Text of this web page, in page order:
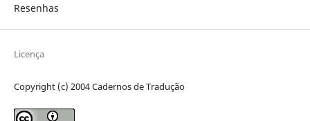
Resenhas
Licença
Copyright (c) 2004 Cadernos de Tradução